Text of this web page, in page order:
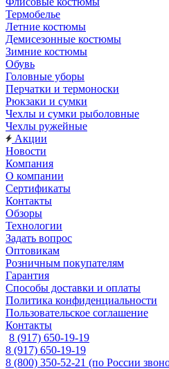
Термобелье
Летние костюмы
Демисезонные костюмы
Зимние костюмы
Обувь
Головные уборы
Перчатки и термоноски
Рюкзаки и сумки
Чехлы и сумки рыболовные
Чехлы ружейные
Акции
Новости
Компания
О компании
Сертификаты
Контакты
Обзоры
Технологии
Задать вопрос
Оптовикам
Розничным покупателям
Гарантия
Способы доставки и оплаты
Политика конфиденциальности
Пользовательское соглашение
Контакты
8 (917) 650-19-19
8 (917) 650-19-19
8 (800) 350-52-21 (по России